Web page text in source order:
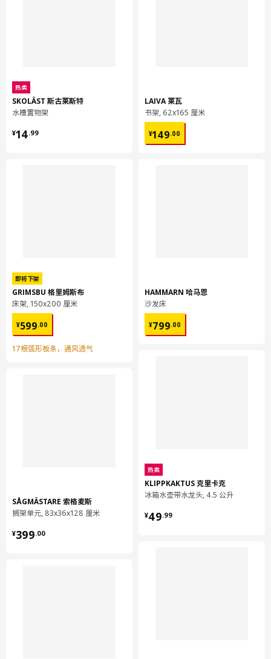
热卖
SKOLÄST 斯古莱斯特
水槽置物架
¥14.99
¥ 14.99
即将下架
GRIMSBU 格里姆斯布
床架, 150x200 厘米
¥599.00
¥ 599.00
17根弧形板条，通风透气
SÅGMÄSTARE 索格麦斯
搁架单元, 83x36x128 厘米
¥399.00
¥ 399.00
LAIVA 莱瓦
书架, 62x165 厘米
¥149.00
¥ 149.00
HAMMARN 哈马恩
沙发床
¥799.00
¥ 799.00
热卖
KLIPPKAKTUS 克里卡克
冰箱水壶带水龙头, 4.5 公升
¥49.99
¥ 49.99